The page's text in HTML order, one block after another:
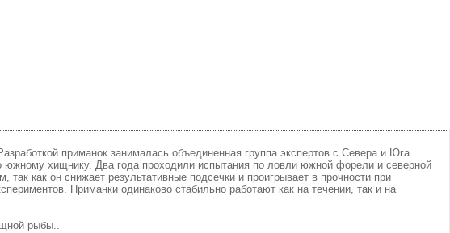
приманок занималась объединенная группа экспертов с Севера и Юга
хищнику. Два года проходили испытания по ловли южной форели и северной
как он снижает результативные подсечки и проигрывает в прочности при
Приманки одинаково стабильно работают как на течении, так и на
рыбы..